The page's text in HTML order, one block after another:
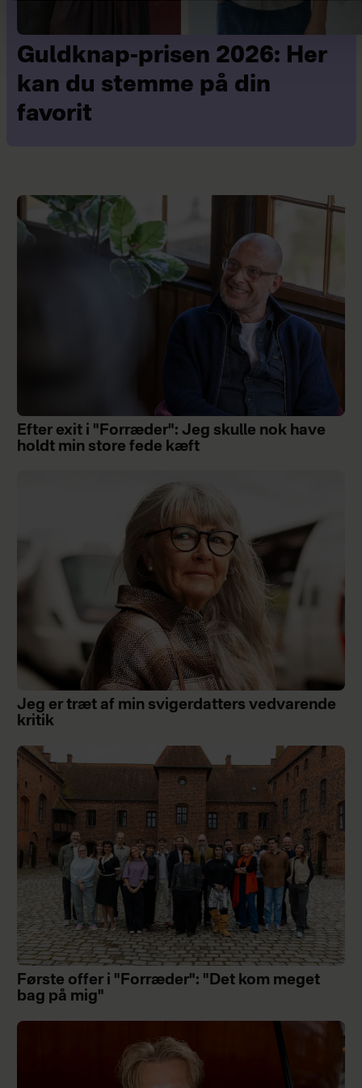
Guldknap-prisen 2026: Her
kan du stemme på din
favorit
Efter exit i "Forræder": Jeg skulle nok have
holdt min store fede kæft
Jeg er træt af min svigerdatters vedvarende
kritik
Første offer i "Forræder": "Det kom meget
bag på mig"